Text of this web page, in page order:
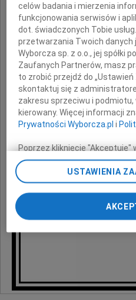
Rodzinie,
serdeczne
w trudnych
celów badania i mierzenia
funkcjonowania serwisów i
dot. świadczonych Tobie
przetwarzania Twoich
Wyborcza sp. z o.o., jej spółki
Zaufanych Partnerów, masz
to zrobić przejdź do „Ustawień
skontaktuj się z
zakresu sprzeciwu i
kierowany. Więcej informacji
Prywatności Wyborcza.pl i
Poprzez kliknięcie "Akceptuję"
zainstalowanie i
Wyborczej sp. z o. o. jej
na Twoim urządzeniu
chwili zmienić swoje
ponownie wywołując
preferencjami dot.
odnośnik „Ustawienia
Zmiana ustawień plików
My, nasi Zaufani Partnerzy i
USTAWIENIA